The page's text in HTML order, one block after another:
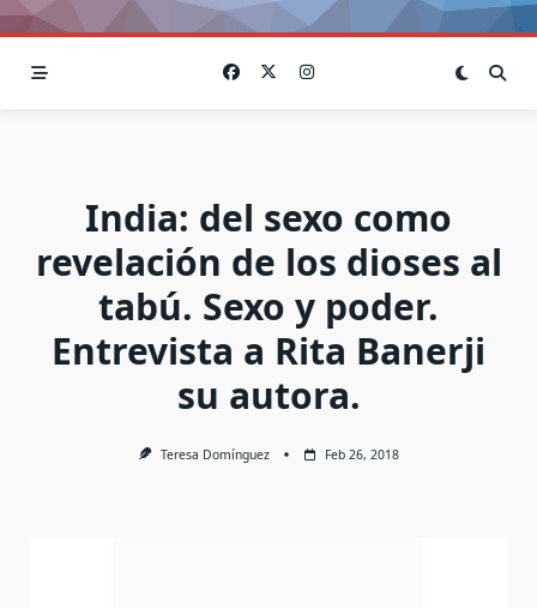
India: del sexo como
revelación de los dioses al
tabú. Sexo y poder.
Entrevista a Rita Banerji
su autora.
Teresa Domínguez Feb 26, 2018